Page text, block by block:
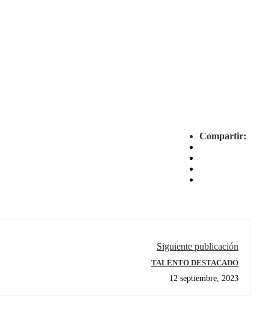
Compartir:
Siguiente publicación
TALENTO DESTACADO
12 septiembre, 2023